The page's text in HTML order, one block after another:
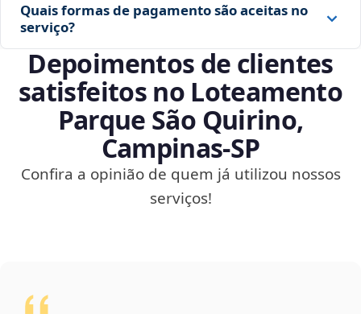
Quais formas de pagamento são aceitas no
serviço?
Depoimentos de clientes
satisfeitos no Loteamento
Parque São Quirino,
Campinas‑SP
Confira a opinião de quem já utilizou nossos
serviços!